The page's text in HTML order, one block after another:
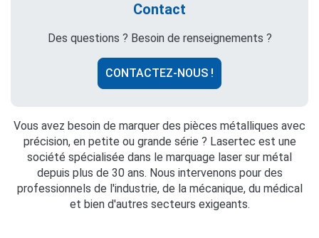
Contact
Des questions ? Besoin de renseignements ?
CONTACTEZ-NOUS !
Vous avez besoin de marquer des pièces métalliques avec
précision, en petite ou grande série ? Lasertec est une
société spécialisée dans le marquage laser sur métal
depuis plus de 30 ans. Nous intervenons pour des
professionnels de l'industrie, de la mécanique, du médical
et bien d'autres secteurs exigeants.